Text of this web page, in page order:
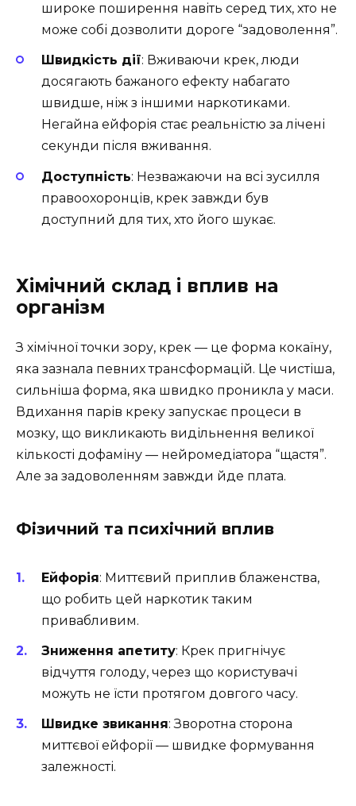
широке поширення навіть серед тих, хто не
може собі дозволити дороге “задоволення”.
Швидкість дії: Вживаючи крек, люди
досягають бажаного ефекту набагато
швидше, ніж з іншими наркотиками.
Негайна ейфорія стає реальністю за лічені
секунди після вживання.
Доступність: Незважаючи на всі зусилля
правоохоронців, крек завжди був
доступний для тих, хто його шукає.
Хімічний склад і вплив на
організм
З хімічної точки зору, крек — це форма кокаїну,
яка зазнала певних трансформацій. Це чистіша,
сильніша форма, яка швидко проникла у маси.
Вдихання парів креку запускає процеси в
мозку, що викликають видільнення великої
кількості дофаміну — нейромедіатора “щастя”.
Але за задоволенням завжди йде плата.
Фізичний та психічний вплив
Ейфорія: Миттєвий приплив блаженства,
що робить цей наркотик таким
привабливим.
Зниження апетиту: Крек пригнічує
відчуття голоду, через що користувачі
можуть не їсти протягом довгого часу.
Швидке звикання: Зворотна сторона
миттєвої ейфорії — швидке формування
залежності.